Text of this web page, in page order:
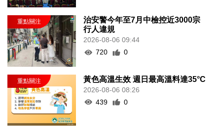
治安警今年至7月中檢控近3000宗
行人違規
2026-08-06 09:44
720
0
黃色高溫生效 週日最高溫料達35°C
2026-08-06 08:26
439
0